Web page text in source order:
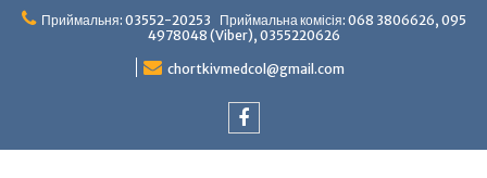
ПерейтиПриймальня: 03552-20253 Приймальна комісія: 068 3806626, 095
4978048 (Viber), 0355220626
chortkivmedcol@gmail.com